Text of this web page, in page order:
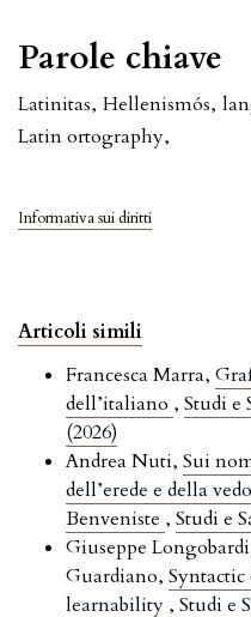
Parole chiave
Latinitas, Hellenismós,
Latin ortography,
Informativa sui diritti
Articoli simili
Francesca Marra,
dell’italiano , Studi e
(2026)
Andrea Nuti, Sui
dell’erede e della
Benveniste , Studi e
Giuseppe
Guardiano,
learnability , Studi e